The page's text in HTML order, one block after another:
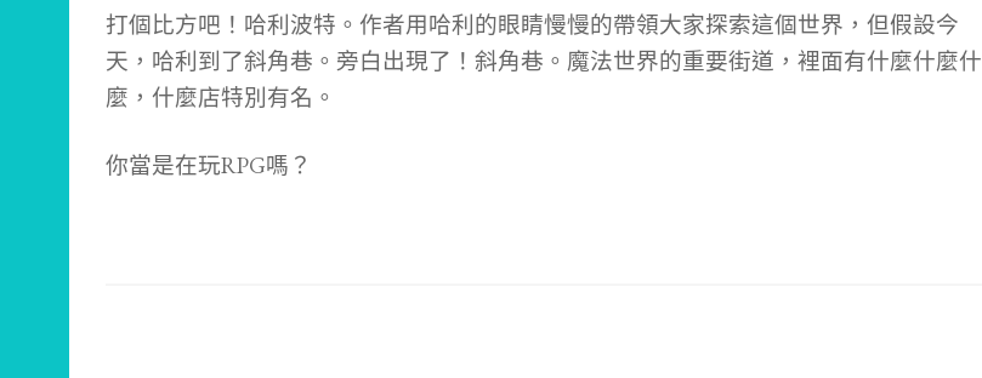
打個比方吧！哈利波特。作者用哈利的眼睛慢慢的帶領大家探索這個世界，但假設今
天，哈利到了斜角巷。旁白出現了！斜角巷。魔法世界的重要街道，裡面有什麼什麼什
麼，什麼店特別有名。
你當是在玩RPG嗎？